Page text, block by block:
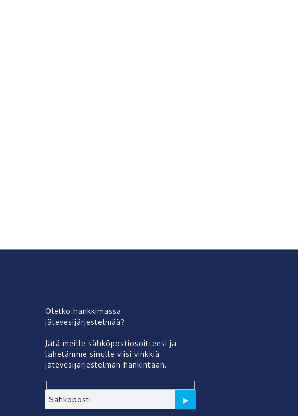
Oletko hankkimassa
jätevesijärjestelmää?
Jätä meille sähköpostiosoitteesi ja
lähetämme sinulle viisi vinkkiä
jätevesijärjestelmän hankintaan.